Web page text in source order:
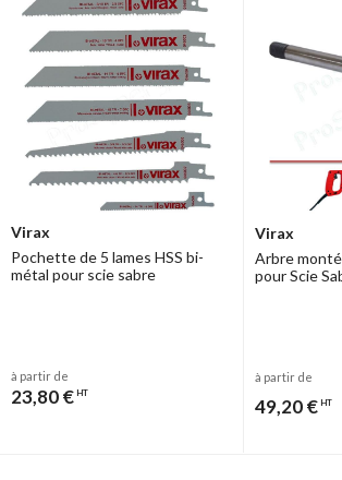
Virax
Pochette de 5 lames HSS bi-
métal pour scie sabre
à partir de
23,80 € HT
Virax
Arbre
pour Scie
à partir de
49,20 € HT